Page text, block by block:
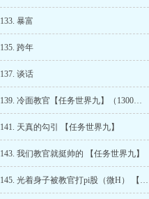
133. 暴富
135. 跨年
137. 谈话
139. 冷面教官【任务世界九】（1300珠加更）
141. 天真的勾引 【任务世界九】
143. 我们教官就挺帅的 【任务世界九】
145. 光着身子被教官打pi股（微H） 【任务世界九】